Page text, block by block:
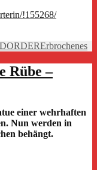
!155268/
Kategorien
Erbrochenes
Rübe –
einer wehrhaften
Nun werden in
behängt.